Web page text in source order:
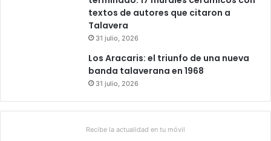
textos de autores que citaron a
Talavera
31 julio, 2026
Los Aracaris: el triunfo de una nueva
banda talaverana en 1968
31 julio, 2026
Recibe la actualidad en tu móvil